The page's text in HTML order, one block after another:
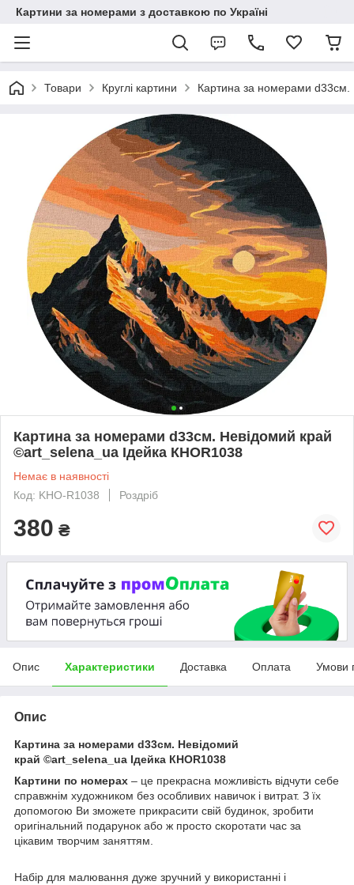
Картини за номерами з доставкою по Україні
Товари Круглі картини Картина за номерами
Картина за номерами d33см. Невідомий край
©art_selena_ua Ідейка КНОR1038
Немає в наявності
Код: KHO-R1038
Роздріб
380 ₴
Опис Характеристики Доставка Оплата Умови
Опис
Картина за номерами d33см. Невідомий
край ©art_selena_ua Ідейка КНОR1038
Картини по номерах – це прекрасна можливість відчути себе
справжнім художником без особливих навичок і витрат. З їх
допомогою Ви зможете прикрасити свій будинок, зробити
оригінальний подарунок або ж просто скоротати час за
цікавим творчим заняттям.
Набір для малювання дуже зручний у використанні і